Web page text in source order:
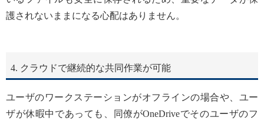
護されないままになる心配はありません。
4. クラウドで継続的な共同作業が可能
ユーザのワークステーションがオフラインの場合や、ユー
ザが休暇中であっても、同僚がOneDriveでそのユーザのフ